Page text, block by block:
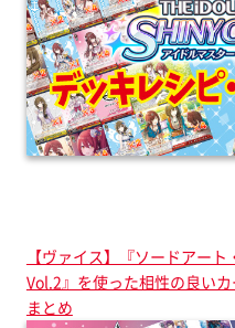
【ヴァイス】『ソードアー
Vol.2』を使った相性の良い
まとめ